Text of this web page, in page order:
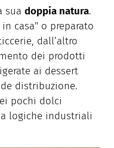
sua doppia natura.
casa" o preparato
dall’altro
dei prodotti
ai dessert
distribuzione.
pochi dolci
logiche industriali